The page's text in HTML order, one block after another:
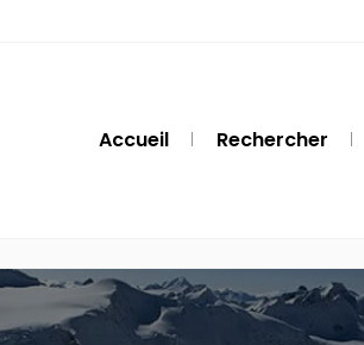
Accueil Rechercher